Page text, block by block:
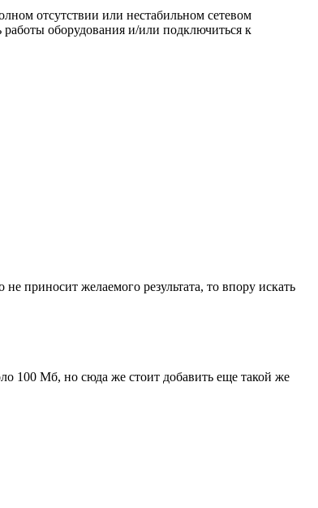
отсутствии или нестабильном сетевом
работы оборудования и/или подключиться к
приносит желаемого результата, то впору искать
100 Мб, но сюда же стоит добавить еще такой же